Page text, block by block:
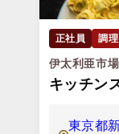
正社員 調
伊太利亜市
キッチン
東京都